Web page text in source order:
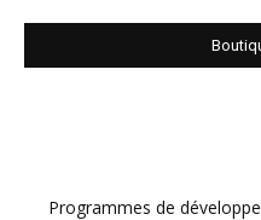
Programmes de